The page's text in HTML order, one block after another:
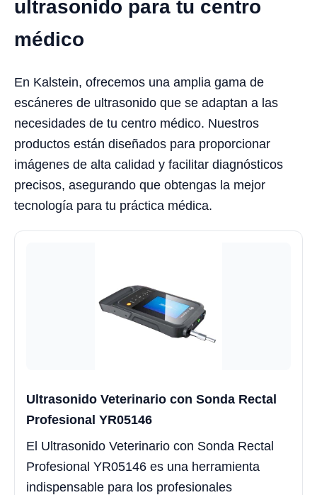
ultrasonido para tu centro
médico
En Kalstein, ofrecemos una amplia gama de
escáneres de ultrasonido que se adaptan a las
necesidades de tu centro médico. Nuestros
productos están diseñados para proporcionar
imágenes de alta calidad y facilitar diagnósticos
precisos, asegurando que obtengas la mejor
tecnología para tu práctica médica.
Ultrasonido Veterinario con Sonda Rectal
Profesional YR05146
El Ultrasonido Veterinario con Sonda Rectal
Profesional YR05146 es una herramienta
indispensable para los profesionales